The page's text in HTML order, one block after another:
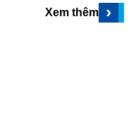
Xem thêm ›